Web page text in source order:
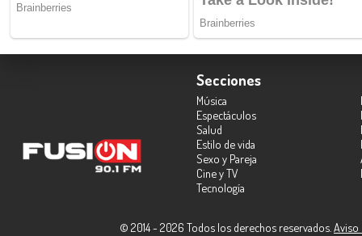
Secciones
Música
Espectáculos
Salud
Estilo de vida
Sexo y Pareja
Cine y TV
Tecnología
© 2014 - 2026 Todos los derechos reservados. Aviso